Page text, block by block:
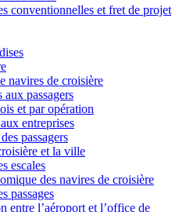
conventionnelles et fret de projet
navires de croisière
passagers
et par opération
entreprises
passagers
et la ville
escales
des navires de croisière
passages
entre l’aéroport et l’office de